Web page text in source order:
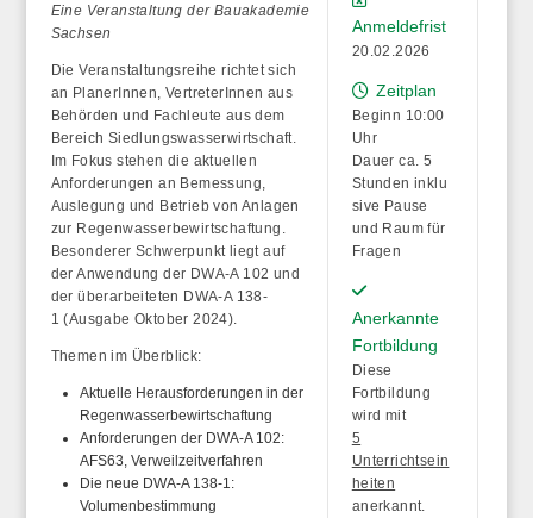
Eine Veranstaltung der Bauakademie
Sachsen
Die Veranstaltungsreihe richtet sich
an PlanerInnen, VertreterInnen aus
Behörden und Fachleute aus dem
Bereich Siedlungswasserwirtschaft.
Im Fokus stehen die aktuellen
Anforderungen an Bemessung,
Auslegung und Betrieb von Anlagen
zur Regenwasserbewirtschaftung.
Besonderer Schwerpunkt liegt auf
der Anwendung der DWA-A 102 und
der überarbeiteten DWA-A 138-
1(Ausgabe Oktober 2024).
Themen im Überblick:
Aktuelle Herausforderungen in der
Regenwasserbewirtschaftung
Anforderungen der DWA-A 102:
AFS63, Verweilzeitverfahren
Die neue DWA-A 138-1:
Volumenbestimmung
Anmeldefrist
20.02.2026
Zeitplan
Beginn 10:00
Uhr
Dauer ca. 5
Stunden inklu
sive Pause
und Raum für
Fragen
Anerkannte
Fortbildung
Diese
Fortbildung
wird mit
5
Unterrichtsein
heiten
anerkannt.